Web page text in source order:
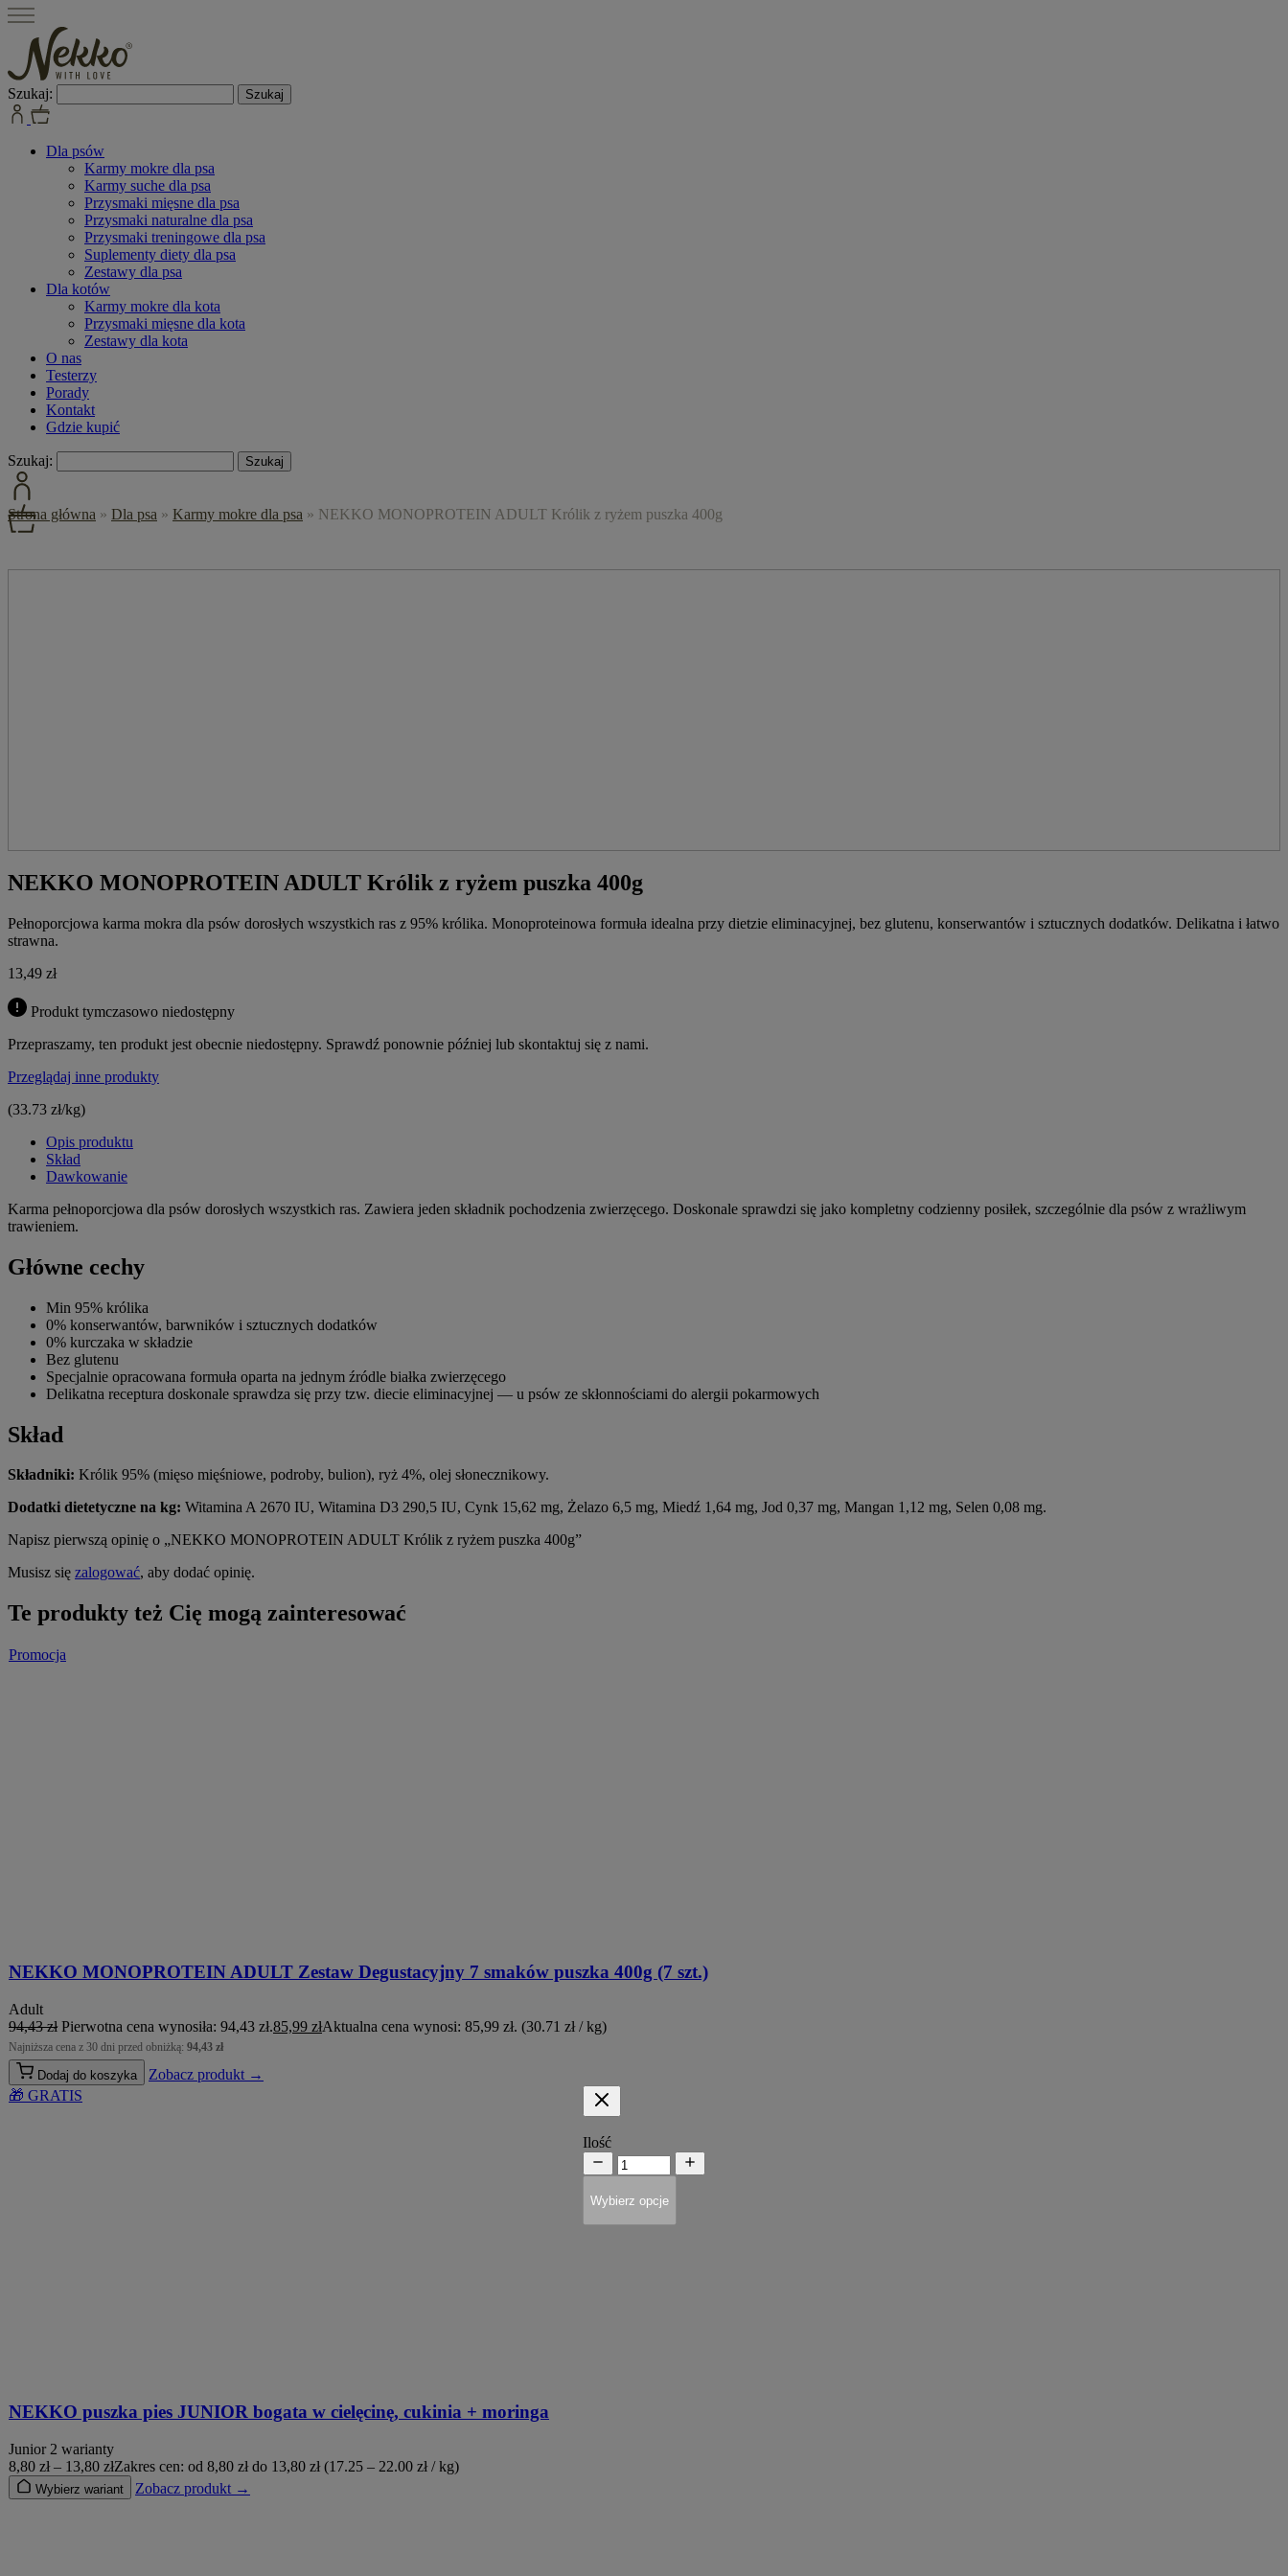
Szukaj:
Dla psów
Karmy mokre dla psa
Karmy suche dla psa
Przysmaki mięsne dla psa
Przysmaki naturalne dla psa
Przysmaki treningowe dla psa
Suplementy diety dla psa
Zestawy dla psa
Dla kotów
Karmy mokre dla kota
Przysmaki mięsne dla kota
Zestawy dla kota
O nas
Testerzy
Porady
Kontakt
Gdzie kupić
Szukaj:
Strona główna » Dla psa » Karmy mokre dla psa » NEKKO MONOPROTEIN ADULT Królik z ryżem puszka 400g
NEKKO MONOPROTEIN ADULT Królik z ryżem puszka 400g
Pełnoporcjowa karma mokra dla psów dorosłych wszystkich ras z 95% królika. Monoproteinowa formuła idealna przy dietzie eliminacyjnej, bez glutenu, konserwantów i sztucznych dodatków. Delikatna i łatwo
strawna.
13,49 zł
Produkt tymczasowo niedostępny
Przepraszamy, ten produkt jest obecnie niedostępny. Sprawdź ponownie później lub skontaktuj się z nami.
Przeglądaj inne produkty
(33.73 zł/kg)
Opis produktu
Skład
Dawkowanie
Karma pełnoporcjowa dla psów dorosłych wszystkich ras. Zawiera jeden składnik pochodzenia zwierzęcego. Doskonale sprawdzi się jako kompletny codzienny posiłek, szczególnie dla psów z wrażliwym
trawieniem.
Główne cechy
Min 95% królika
0% konserwantów, barwników i sztucznych dodatków
0% kurczaka w składzie
Bez glutenu
Specjalnie opracowana formuła oparta na jednym źródle białka zwierzęcego
Delikatna receptura doskonale sprawdza się przy tzw. diecie eliminacyjnej — u psów ze skłonnościami do alergii pokarmowych
Skład
Składniki: Królik 95% (mięso mięśniowe, podroby, bulion), ryż 4%, olej słonecznikowy.
Dodatki dietetyczne na kg: Witamina A 2670 IU, Witamina D3 290,5 IU, Cynk 15,62 mg, Żelazo 6,5 mg, Miedź 1,64 mg, Jod 0,37 mg, Mangan 1,12 mg, Selen 0,08 mg.
Napisz pierwszą opinię o „NEKKO MONOPROTEIN ADULT Królik z ryżem puszka 400g”
Musisz się zalogować, aby dodać opinię.
Te produkty też Cię mogą zainteresować
Promocja
NEKKO MONOPROTEIN ADULT Zestaw Degustacyjny 7 smaków puszka 400g (7 szt.)
Adult
94,43zł Pierwotna cena wynosiła: 94,43 zł.85,99 złAktualna cena wynosi: 85,99 zł. (30.71 zł / kg)
Najniższa cena z 30 dni przed obniżką: 94,43 zł
Dodaj do koszyka
Zobacz produkt →
🎁 GRATIS
NEKKO puszka pies JUNIOR bogata w cielęcinę, cukinia + moringa
Junior 2 warianty
8,80 zł – 13,80 złZakres cen: od 8,80 zł do 13,80 zł (17.25 – 22.00 zł / kg)
Wybierz wariant Zobacz produkt →
Ilość
Wybierz opcje